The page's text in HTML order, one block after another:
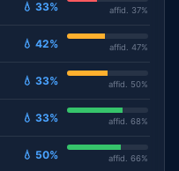
💧 33% affid. 37%
💧 42% affid. 47%
💧 33% affid. 50%
💧 33% affid. 68%
💧 50% affid. 66%